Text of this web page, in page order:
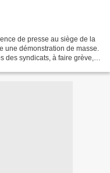
de presse au siège de la
une démonstration de masse.
syndicats, à faire grève, à